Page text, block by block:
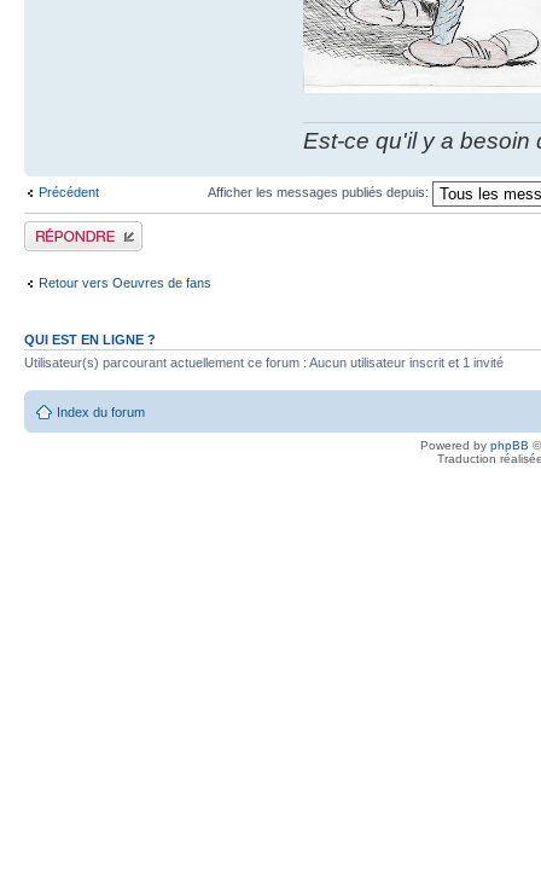
Est-ce qu'il y a besoin
Précédent Afficher les messages publiés depuis:
Publier une réponse
Retour vers Oeuvres de fans
QUI EST EN LIGNE ?
Utilisateur(s) parcourant actuellement ce forum : Aucun utilisateur inscrit et 1 invité
Index du forum
Powered by phpBB
Traduction